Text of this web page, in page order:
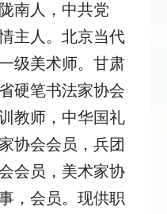
南人，中共党
主人。北京当代
级美术师。甘肃
硬笔书法家协会
教师，中华国礼
协会会员，兵团
会员，美术家协
，会员。现供职